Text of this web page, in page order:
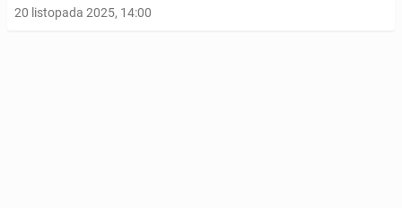
20 listopada 2025, 14:00